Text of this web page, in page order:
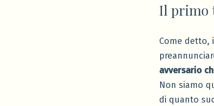
Il primo
Come detto,
avversario
Non siamo
di quanto